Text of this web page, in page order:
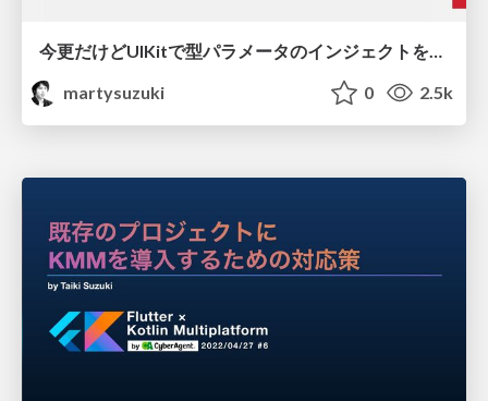
martysuzuki
0 2.5k